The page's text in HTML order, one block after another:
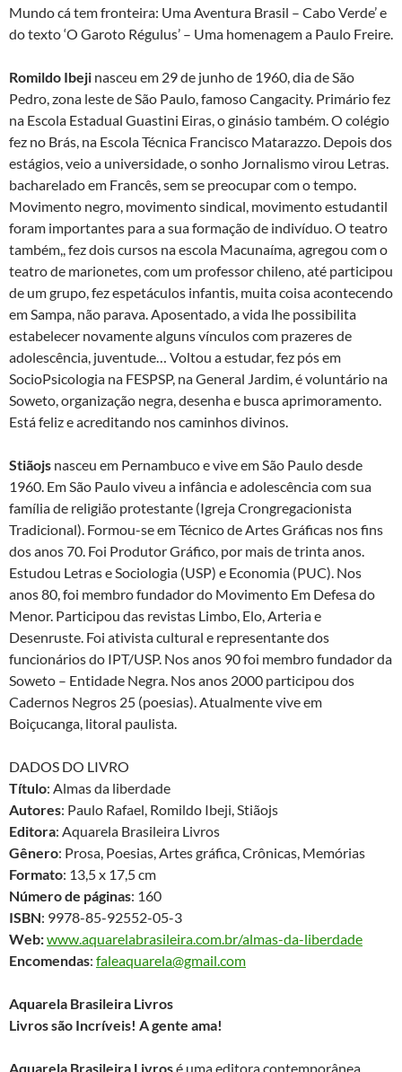
Mundo cá tem fronteira: Uma Aventura Brasil – Cabo Verde’ e
do texto ‘O Garoto Régulus’ – Uma homenagem a Paulo Freire.
Romildo Ibeji nasceu em 29 de junho de 1960, dia de São
Pedro, zona leste de São Paulo, famoso Cangacity. Primário fez
na Escola Estadual Guastini Eiras, o ginásio também. O colégio
fez no Brás, na Escola Técnica Francisco Matarazzo. Depois dos
estágios, veio a universidade, o sonho Jornalismo virou Letras.
bacharelado em Francês, sem se preocupar com o tempo.
Movimento negro, movimento sindical, movimento estudantil
foram importantes para a sua formação de indivíduo. O teatro
também,, fez dois cursos na escola Macunaíma, agregou com o
teatro de marionetes, com um professor chileno, até participou
de um grupo, fez espetáculos infantis, muita coisa acontecendo
em Sampa, não parava. Aposentado, a vida lhe possibilita
estabelecer novamente alguns vínculos com prazeres de
adolescência, juventude… Voltou a estudar, fez pós em
SocioPsicologia na FESPSP, na General Jardim, é voluntário na
Soweto, organização negra, desenha e busca aprimoramento.
Está feliz e acreditando nos caminhos divinos.
Stiãojs nasceu em Pernambuco e vive em São Paulo desde
1960. Em São Paulo viveu a infância e adolescência com sua
família de religião protestante (Igreja Crongregacionista
Tradicional). Formou-se em Técnico de Artes Gráficas nos fins
dos anos 70. Foi Produtor Gráfico, por mais de trinta anos.
Estudou Letras e Sociologia (USP) e Economia (PUC). Nos
anos 80, foi membro fundador do Movimento Em Defesa do
Menor. Participou das revistas Limbo, Elo, Arteria e
Desenruste. Foi ativista cultural e representante dos
funcionários do IPT/USP. Nos anos 90 foi membro fundador da
Soweto – Entidade Negra. Nos anos 2000 participou dos
Cadernos Negros 25 (poesias). Atualmente vive em
Boiçucanga, litoral paulista.
DADOS DO LIVRO
Título: Almas da liberdade
Autores: Paulo Rafael, Romildo Ibeji, Stiãojs
Editora: Aquarela Brasileira Livros
Gênero: Prosa, Poesias, Artes gráfica, Crônicas, Memórias
Formato: 13,5 x 17,5 cm
Número de páginas: 160
ISBN: 9978-85-92552-05-3
Web:www.aquarelabrasileira.com.br/almas-da-liberdade
Encomendas: faleaquarela@gmail.com
Aquarela Brasileira Livros
Livros são Incríveis! A gente ama!
Aquarela Brasileira Livrosé uma editora contemporânea,